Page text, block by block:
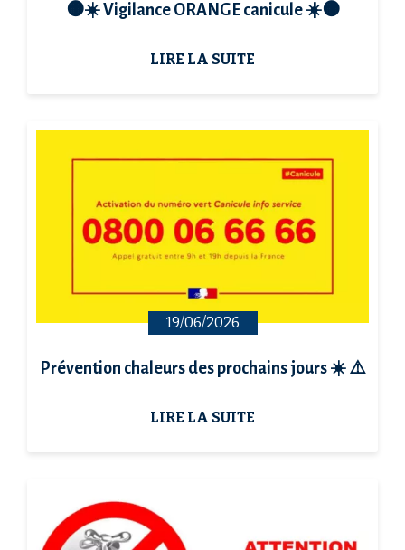
🟠☀️ Vigilance ORANGE canicule ☀️🟠
LIRE LA SUITE
19/06/2026
Prévention chaleurs des prochains jours ☀️ ⚠️
LIRE LA SUITE